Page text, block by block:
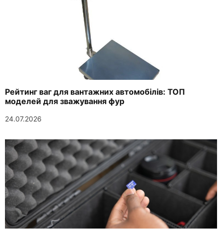
Рейтинг ваг для вантажних автомобілів: ТОП
моделей для зважування фур
24.07.2026